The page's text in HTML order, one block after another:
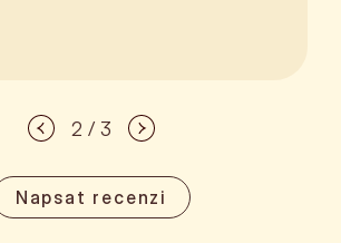
2 / 3
Napsat recenzi